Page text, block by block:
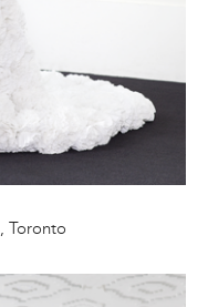
, Toronto